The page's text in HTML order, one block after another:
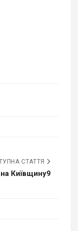
СТАТТЯ
Київщину9